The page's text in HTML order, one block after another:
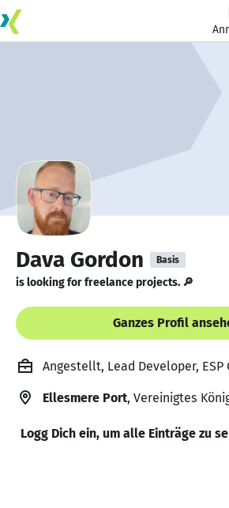
Dava Gordon Basis
is looking for freelance projects. 🔎
Ganzes Profil
Angestellt, Lead Developer, ESP
Ellesmere Port, Vereinigtes
Logg Dich ein, um alle Einträge zu